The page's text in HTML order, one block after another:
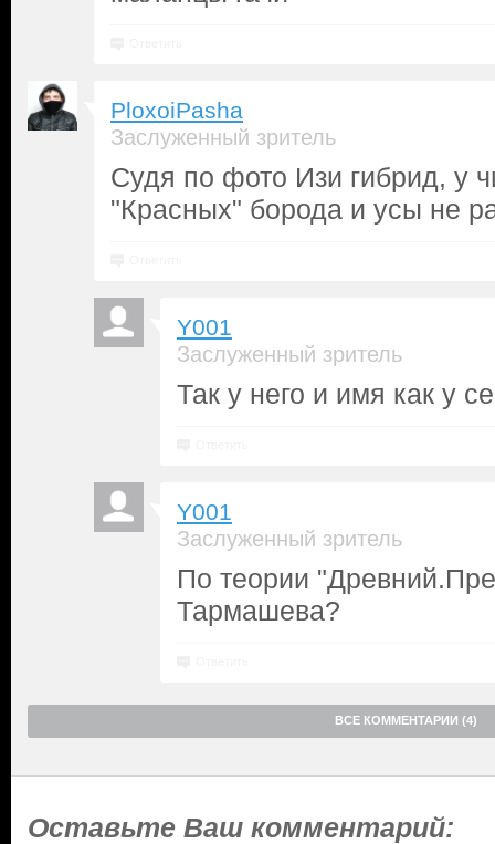
PloxoiPasha
Заслуженный зритель
Судя по фото Изи гибрид, у
"Красных" борода и усы не
Y001
Заслуженный зритель
Так у него и имя как у
Y001
Заслуженный зритель
По теории
Тармашева?
ВСЕ КОММЕНТАРИИ (4)
Оставьте Ваш комментарий: